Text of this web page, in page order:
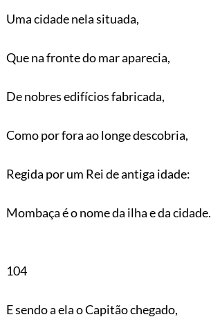
Uma cidade nela situada,
Que na fronte do mar aparecia,
De nobres edifícios fabricada,
Como por fora ao longe descobria,
Regida por um Rei de antiga idade:
Mombaça é o nome da ilha e da cidade.
104
E sendo a ela o Capitão chegado,